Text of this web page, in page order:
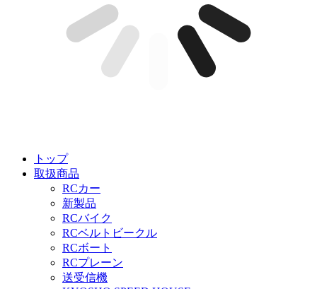
トップ
取扱商品
RCカー
新製品
RCバイク
RCベルトビークル
RCボート
RCプレーン
送受信機